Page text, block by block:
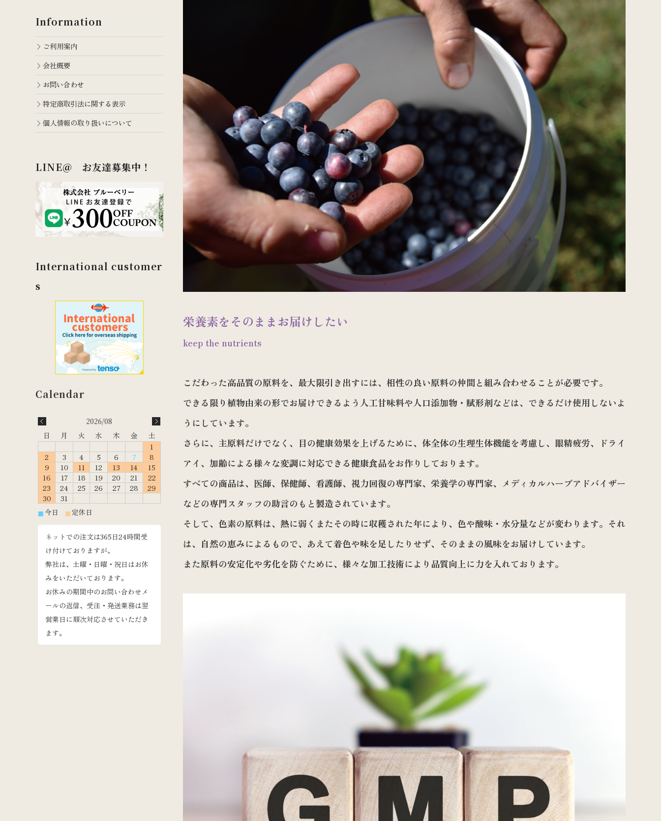
栄養素をそのままお届けしたい
keep the nutrients
こだわった高品質の原料を、最大限引き出すには、相性の良い原料の仲間と組み合わせることが必要です。
できる限り植物由来の形でお届けできるよう人工甘味料や人口添加物・賦形剤などは、できるだけ使用しないよ
うにしています。
さらに、主原料だけでなく、目の健康効果を上げるために、体全体の生理生体機能を考慮し、眼精疲労、ドライ
アイ、加齢による様々な変調に対応できる健康食品をお作りしております。
すべての商品は、医師、保健師、看護師、視力回復の専門家、栄養学の専門家、メディカルハーブアドバイザー
などの専門スタッフの助言のもと製造されています。
そして、色素の原料は、熱に弱くまたその時に収穫された年により、色や酸味・水分量などが変わります。それ
は、自然の恵みによるもので、あえて着色や味を足したりせず、そのままの風味をお届けしています。
また原料の安定化や劣化を防ぐために、様々な加工技術により品質向上に力を入れております。
Information
ご利用案内
会社概要
お問い合わせ
特定商取引法に関する表示
個人情報の取り扱いについて
LINE＠ お友達募集中！
International customer
s
2026/08
日 月 火 水 木 金
土
1
2
3 4 5 6 7
8
9
10 11 12 13 14
15
16
17 18 19 20 21
22
23
24 25 26 27 28
29
30
31
■今日 ■定休日
ネットでの注文は365日24時間受
け付けておりますが、
弊社は、土曜・日曜・祝日はお休
みをいただいております。
お休みの期間中のお問い合わせメ
ールの返信、受注・発送業務は翌
営業日に順次対応させていただき
ます。